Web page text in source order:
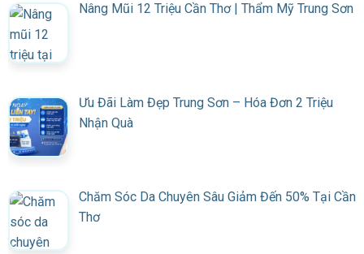
Nâng Mũi 12 Triệu Cần Thơ | Thẩm Mỹ Trung Sơn
Ưu Đãi Làm Đẹp Trung Sơn – Hóa Đơn 2 Triệu
Nhận Quà
Chăm Sóc Da Chuyên Sâu Giảm Đến 50% Tại Cần
Thơ